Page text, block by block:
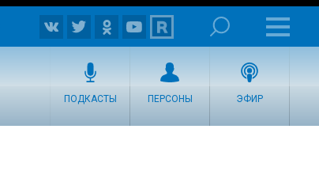
ПОДКАСТЫ ПЕРСОНЫ ЭФИР